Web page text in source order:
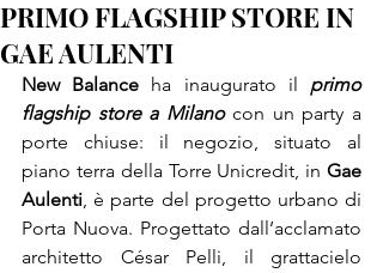
PRIMO FLAGSHIP STORE IN
GAE AULENTI
New Balance ha inaugurato il primo
flagship store a Milano con un party a
porte chiuse: il negozio, situato al
piano terra della Torre Unicredit, in Gae
Aulenti, è parte del progetto urbano di
Porta Nuova. Progettato dall’acclamato
architetto César Pelli, il grattacielo